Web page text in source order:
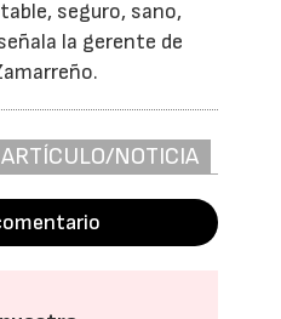
seguro, sano,
la gerente de
NOTICIA